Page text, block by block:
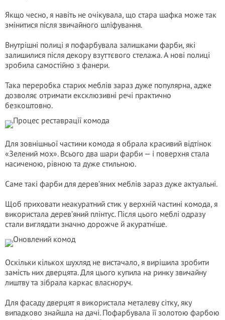
Якщо чесно, я навіть не очікувала, що стара шафка може так
змінитися після звичайного шліфування.
Внутрішні полиці я пофарбувала залишками фарби, які
залишилися після декору взуттєвого стелажа. А нові полиці
зробила самостійно з фанери.
Така переробка старих меблів зараз дуже популярна, адже
дозволяє отримати ексклюзивні речі практично
безкоштовно.
Для зовнішньої частини комода я обрала красивий відтінок
«Зелений мох». Всього два шари фарби — і поверхня стала
насиченою, рівною та дуже стильною.
Саме такі фарби для дерев’яних меблів зараз дуже актуальні.
Щоб приховати неакуратний стик у верхній частині комода, я
використала дерев’яний плінтус. Після цього меблі одразу
стали виглядати значно дорожче й акуратніше.
Оскільки кількох шухляд не вистачало, я вирішила зробити
замість них дверцята. Для цього купила на ринку звичайну
лиштву та зібрала каркас власноруч.
Для фасаду дверцят я використала металеву сітку, яку
випадково знайшла на дачі. Пофарбувала її золотою фарбою